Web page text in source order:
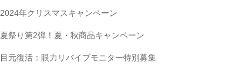
2024年クリスマスキャンペーン
夏祭り第2弾！夏・秋商品キャンペーン
目元復活：眼力リバイブモニター特別募集